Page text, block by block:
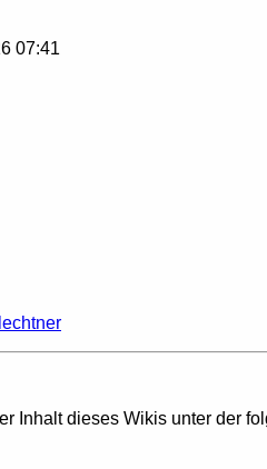
07:41
Inhalt dieses Wikis unter der